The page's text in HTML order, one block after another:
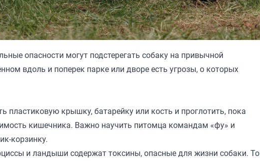
опасности могут подстерегать собаку на привычной
вдоль и поперек парке или дворе есть угрозы, о которых
крышку, батарейку или кость и проглотить, пока
кишечника. Важно научить питомца командам «фу» и
корзинку.
и ландыши содержат токсины, опасные для жизни собаки. То